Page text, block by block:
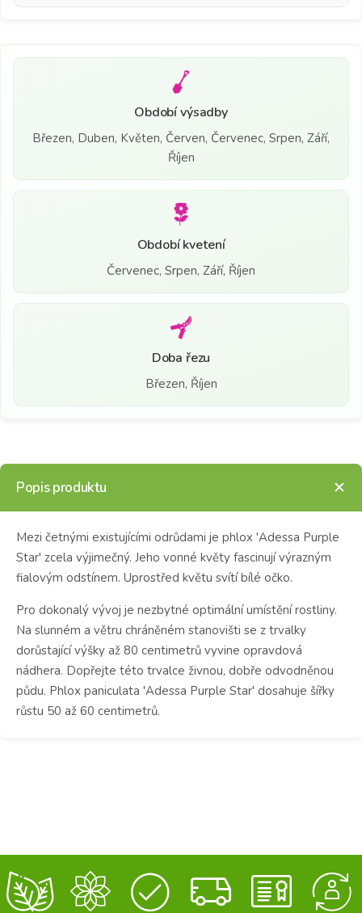
Období výsadby
Březen, Duben, Květen, Červen, Červenec, Srpen, Září,
Říjen
Období kvetení
Červenec, Srpen, Září, Říjen
Doba řezu
Březen, Říjen
Popis produktu
Mezi četnými existujícími odrůdami je phlox 'Adessa Purple
Star' zcela výjimečný. Jeho vonné květy fascinují výrazným
fialovým odstínem. Uprostřed květu svítí bílé očko.
Pro dokonalý vývoj je nezbytné optimální umístění rostliny.
Na slunném a větru chráněném stanovišti se z trvalky
dorůstající výšky až 80 centimetrů vyvine opravdová
nádhera. Dopřejte této trvalce živnou, dobře odvodněnou
půdu. Phlox paniculata 'Adessa Purple Star' dosahuje šířky
růstu 50 až 60 centimetrů.